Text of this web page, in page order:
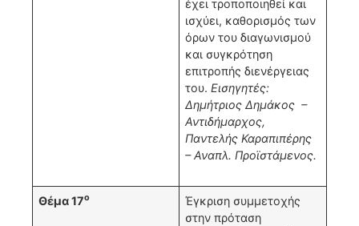
έχει τροποποιηθεί και
ισχύει, καθορισμός των
όρων του διαγωνισμού
και συγκρότηση
επιτροπής διενέργειας
του.Εισηγητές:
Δημήτριος Δημάκος –
Αντιδήμαρχος,
Παντελής Καραπιπέρης
– Αναπλ. Προϊστάμενος.
Θέμα 17ο
Έγκριση συμμετοχής
στην πρόταση